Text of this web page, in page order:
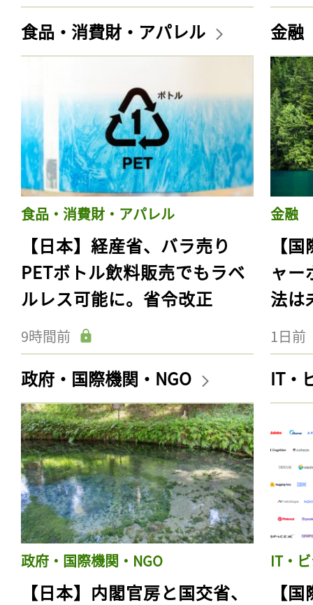
食品・消費財・アパレル
食品・消費財・アパレル
【日本】経産省、バラ売り
PETボトル飲料販売でもラベ
ルレス可能に。省令改正
9時間前
金融
金融
【
ャー
法は
1日前
政府・国際機関・NGO
政府・国際機関・NGO
【日本】内閣官房と国交省、
IT・
IT・
【